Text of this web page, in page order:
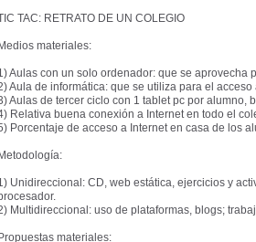
TAC: RETRATO DE UN COLEGIO
Medios materiales:
Aulas con un solo ordenador: que se aprovecha
Aula de informática: que se utiliza para el
Aulas de tercer ciclo con 1 tablet pc por alumno,
Relativa buena conexión a Internet en todo el
Porcentaje de acceso a Internet en casa de los
Metodología:
Unidireccional: CD, web estática, ejercicios y
Multidireccional: uso de plataformas, blogs;
Propuestas materiales: